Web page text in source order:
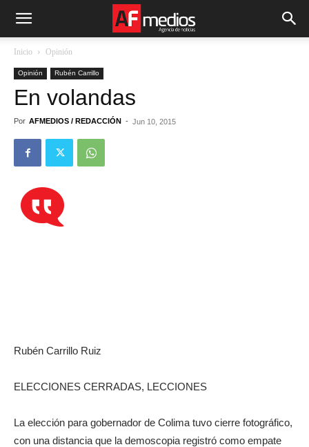
Inicio Opinión
Opinión Rubén Carrillo
En volandas
Por AFMEDIOS / REDACCIÓN - Jun 10, 2015
Rubén Carrillo Ruiz
ELECCIONES CERRADAS, LECCIONES
La elección para gobernador de Colima tuvo cierre fotográfico,
con una distancia que la demoscopia registró como empate